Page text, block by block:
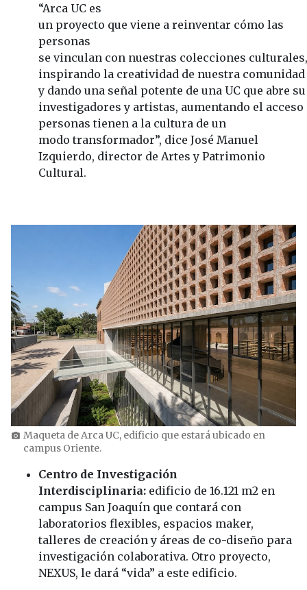
“Arca UC es
un proyecto que viene a reinventar cómo las
personas
se vinculan con nuestras colecciones
inspirando la creatividad de nuestra comunidad
y dando una señal potente de una UC que abre
investigadores y artistas, aumentando el acceso
personas tienen a la cultura de un
modo transformador”, dice José Manuel
Izquierdo, director de Artes y Patrimonio
Cultural.
photo_camera Maqueta de Arca UC, edificio que estará ubicado en
campus Oriente.
Centro de Investigación
Interdisciplinaria: edificio de 16.121 m2 en
campus San Joaquín que contará con
laboratorios flexibles, espacios maker,
talleres de creación y áreas de co-diseño para
investigación colaborativa. Otro proyecto,
NEXUS, le dará “vida” a este edificio.